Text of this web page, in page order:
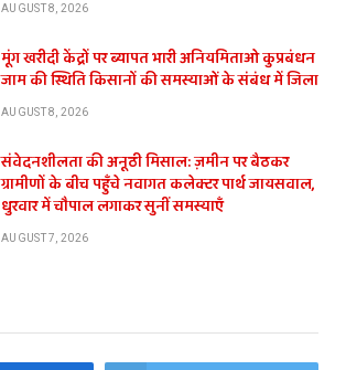
AUGUST 8, 2026
मूंग खरीदी केंद्रों पर ब्यापत भारी अनियमिताओ कुप्रबंधन
जाम की स्थिति किसानों की समस्याओं के संबंध में जिला
AUGUST 8, 2026
संवेदनशीलता की अनूठी मिसाल: ज़मीन पर बैठकर
ग्रामीणों के बीच पहुँचे नवागत कलेक्टर पार्थ जायसवाल,
धुरवार में चौपाल लगाकर सुनीं समस्याएँ
AUGUST 7, 2026